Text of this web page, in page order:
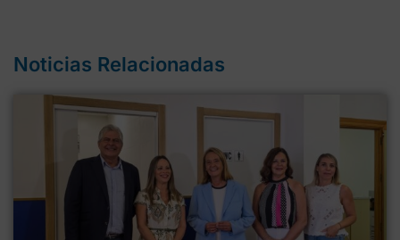
Noticias Relacionadas